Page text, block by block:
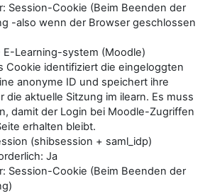
Session-Cookie (Beim Beenden der
-also wenn der Browser geschlossen
E-Learning-system (Moodle)
Cookie identifiziert die eingeloggten
anonyme ID und speichert ihre
die aktuelle Sitzung im ilearn. Es muss
damit der Login bei Moodle-Zugriffen
erhalten bleibt.
(shibsession + saml_idp)
Ja
Session-Cookie (Beim Beenden der